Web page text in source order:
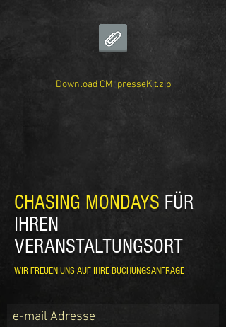
Download CM_presseKit.zip
CHASING MONDAYS FÜR
IHREN
VERANSTALTUNGSORT
WIR FREUEN UNS AUF IHRE BUCHUNGSANFRAGE